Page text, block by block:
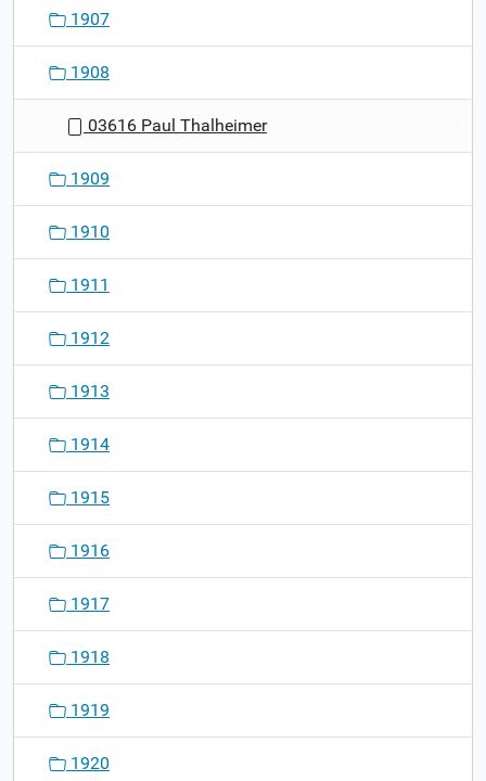
1907
1908
03616 Paul Thalheimer
1909
1910
1911
1912
1913
1914
1915
1916
1917
1918
1919
1920